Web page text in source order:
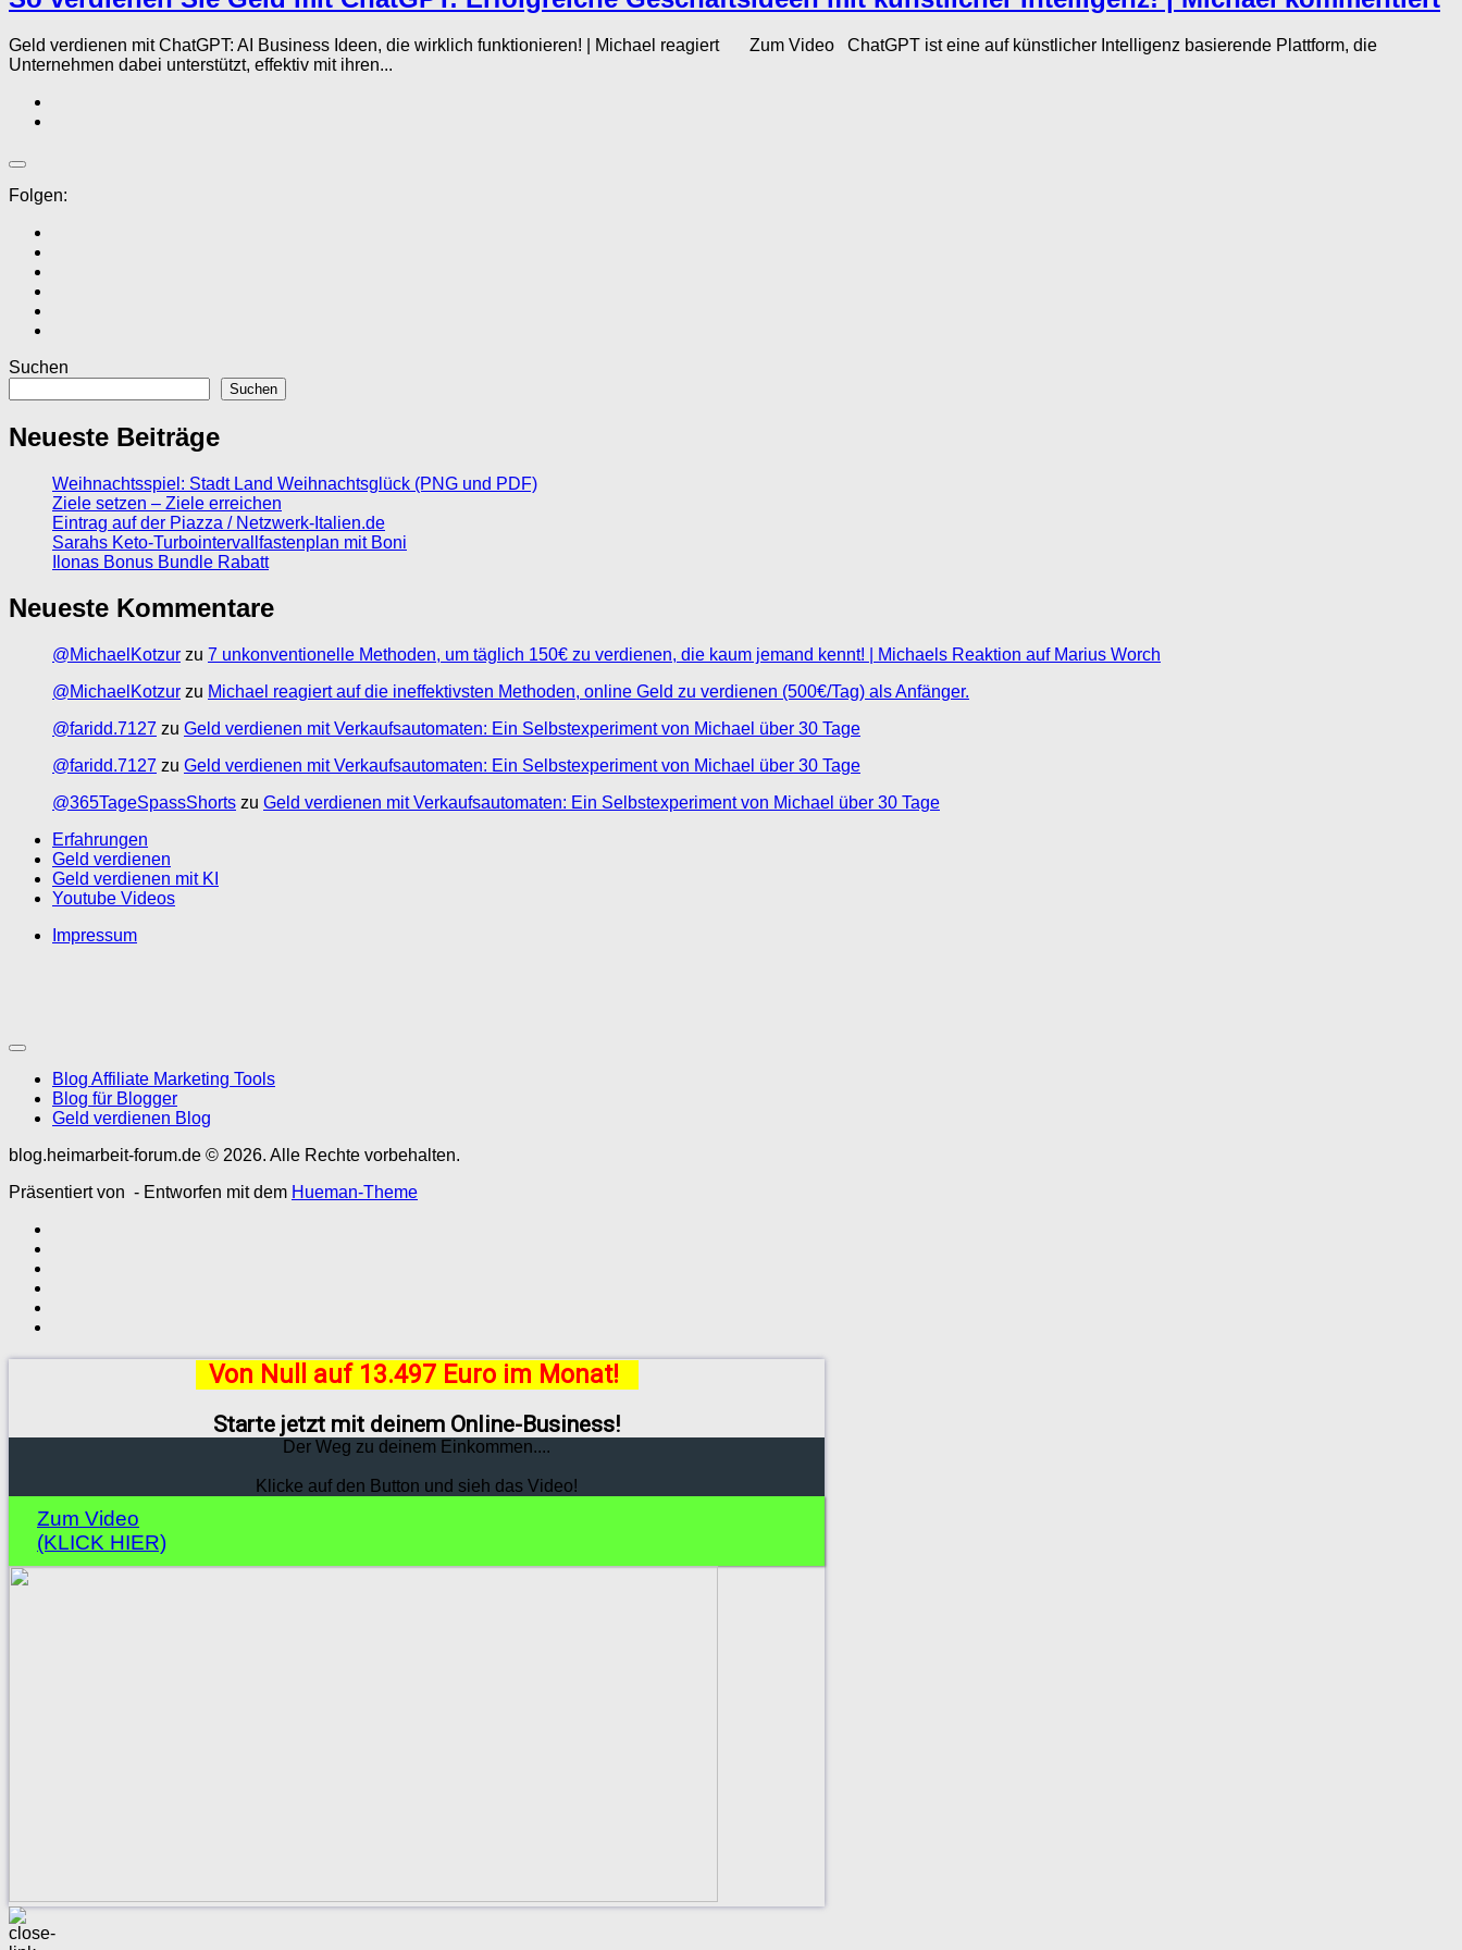
Geld verdienen mit ChatGPT: AI Business Ideen, die wirklich funktionieren! | Michael reagiert Zum Video ChatGPT ist eine auf künstlicher Intelligenz basierende Plattform, die
Unternehmen dabei unterstützt, effektiv mit ihren...
Folgen:
Suchen
Suchen
Neueste Beiträge
Weihnachtsspiel: Stadt Land Weihnachtsglück (PNG und PDF)
Ziele setzen – Ziele erreichen
Eintrag auf der Piazza / Netzwerk-Italien.de
Sarahs Keto-Turbointervallfastenplan mit Boni
Ilonas Bonus Bundle Rabatt
Neueste Kommentare
@MichaelKotzur zu 7 unkonventionelle Methoden, um täglich 150€ zu verdienen, die kaum jemand kennt! | Michaels Reaktion auf Marius Worch
@MichaelKotzur zu Michael reagiert auf die ineffektivsten Methoden, online Geld zu verdienen (500€/Tag) als Anfänger.
@faridd.7127 zu Geld verdienen mit Verkaufsautomaten: Ein Selbstexperiment von Michael über 30 Tage
@faridd.7127 zu Geld verdienen mit Verkaufsautomaten: Ein Selbstexperiment von Michael über 30 Tage
@365TageSpassShorts zu Geld verdienen mit Verkaufsautomaten: Ein Selbstexperiment von Michael über 30 Tage
Erfahrungen
Geld verdienen
Geld verdienen mit KI
Youtube Videos
Impressum
Blog Affiliate Marketing Tools
Blog für Blogger
Geld verdienen Blog
blog.heimarbeit-forum.de © 2026. Alle Rechte vorbehalten.
Präsentiert von - Entworfen mit dem Hueman-Theme
Von Null auf 13.497 Euro im Monat!
Starte jetzt mit deinem Online-Business!
Der Weg zu deinem Einkommen....
Klicke auf den Button und sieh das Video!
Zum Video
(KLICK HIER)